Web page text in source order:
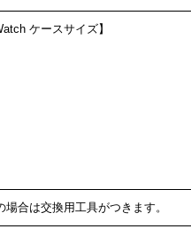
ケースサイズ】
場合は交換用工具がつきます。